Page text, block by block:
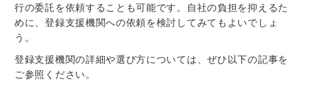
行の委託を依頼することも可能です。自社の負担を抑えるた
めに、登録支援機関への依頼を検討してみてもよいでしょ
う。
登録支援機関の詳細や選び方については、ぜひ以下の記事を
ご参照ください。